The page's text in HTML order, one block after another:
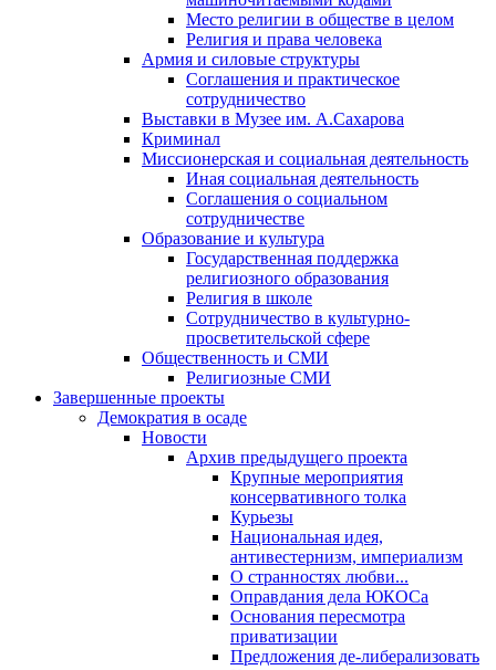
Место религии в обществе в целом
Религия и права человека
Армия и силовые структуры
Соглашения и практическое
сотрудничество
Выставки в Музее им. А.Сахарова
Криминал
Миссионерская и социальная деятельность
Иная социальная деятельность
Соглашения о социальном
сотрудничестве
Образование и культура
Государственная поддержка
религиозного образования
Религия в школе
Сотрудничество в культурно-
просветительской сфере
Общественность и СМИ
Религиозные СМИ
Завершенные проекты
Демократия в осаде
Новости
Архив предыдущего проекта
Крупные мероприятия
консервативного толка
Курьезы
Национальная идея,
антивестернизм, империализм
О странностях любви...
Оправдания дела ЮКОСа
Основания пересмотра
приватизации
Предложения де-либерализовать